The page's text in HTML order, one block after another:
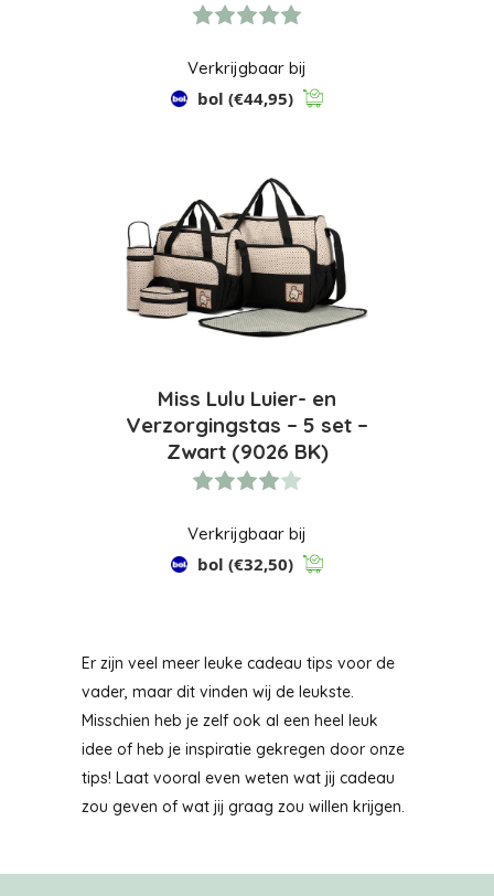
Verkrijgbaar bij
bol (€44,95)
Miss Lulu Luier- en
Verzorgingstas – 5 set –
Zwart (9026 BK)
Verkrijgbaar bij
bol (€32,50)
Er zijn veel meer leuke cadeau tips voor de
vader, maar dit vinden wij de leukste.
Misschien heb je zelf ook al een heel leuk
idee of heb je inspiratie gekregen door onze
tips! Laat vooral even weten wat jij cadeau
zou geven of wat jij graag zou willen krijgen.